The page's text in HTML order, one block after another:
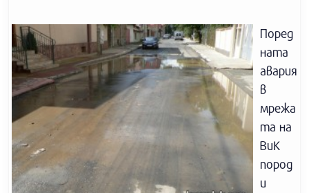
Поред
ната
авария
в
мрежа
та на
ВиК
пород
и